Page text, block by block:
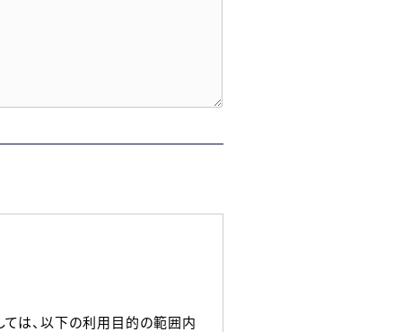
ては、以下の利用目的の範囲内